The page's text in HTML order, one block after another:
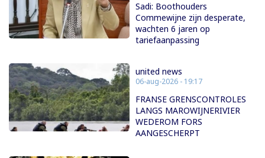
Sadi: Boothouders
Commewijne zijn desperate,
wachten 6 jaren op
tariefaanpassing
united news
06-aug-2026 - 19:17
FRANSE GRENSCONTROLES
LANGS MAROWIJNERIVIER
WEDEROM FORS
AANGESCHERPT